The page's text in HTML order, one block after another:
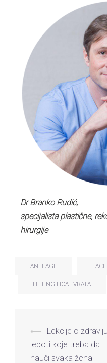
Dr Branko Rudić,
specijalista plastične,
hirurgije
ANTI-AGE
LIFTING LICA I VRATA
⟵
Lekcije o
lepoti koje treba da
nauči svaka žena